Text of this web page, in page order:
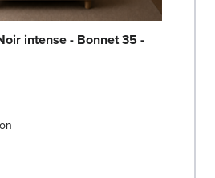
intense - Bonnet 35 -